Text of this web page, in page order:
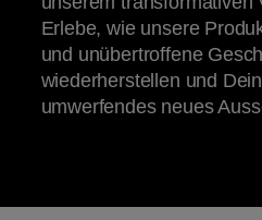
Erlebe, wie unsere
und unübertroffene
wiederherstellen und
umwerfendes neues